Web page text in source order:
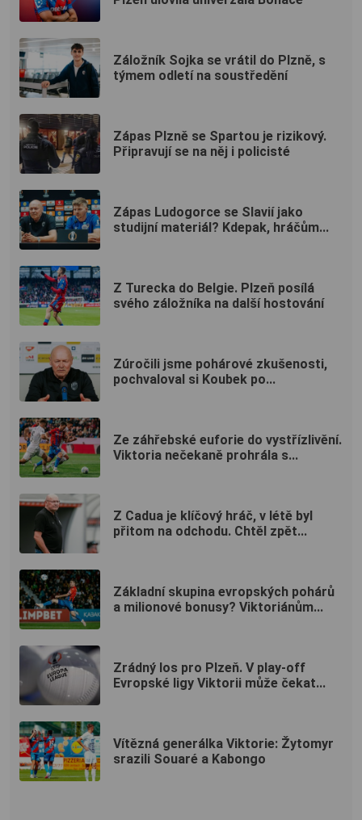
Záložník Sojka se vrátil do Plzně, s
týmem odletí na soustředění
Zápas Plzně se Spartou je rizikový.
Připravují se na něj i policisté
Zápas Ludogorce se Slavií jako
studijní materiál? Kdepak, hráčům...
Z Turecka do Belgie. Plzeň posílá
svého záložníka na další hostování
Zúročili jsme pohárové zkušenosti,
pochvaloval si Koubek po...
Ze záhřebské euforie do vystřízlivění.
Viktoria nečekaně prohrála s...
Z Cadua je klíčový hráč, v létě byl
přitom na odchodu. Chtěl zpět...
Základní skupina evropských pohárů
a milionové bonusy? Viktoriánům...
Zrádný los pro Plzeň. V play-off
Evropské ligy Viktorii může čekat...
Vítězná generálka Viktorie: Žytomyr
srazili Souaré a Kabongo